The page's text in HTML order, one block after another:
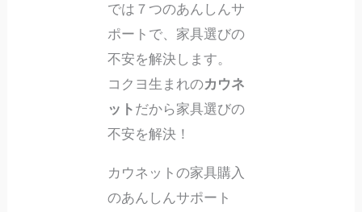
では７つのあんしんサ
ポートで、家具選びの
不安を解決します。
コクヨ生まれのカウネ
ット だから家具選びの
不安を解決！
カウネットの家具購入
のあんしんサポート